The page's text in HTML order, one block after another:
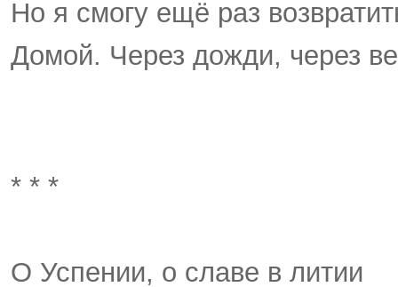
Но я смогу ещё раз
Домой. Через дожди, через
* * *
О Успении, о славе в литии